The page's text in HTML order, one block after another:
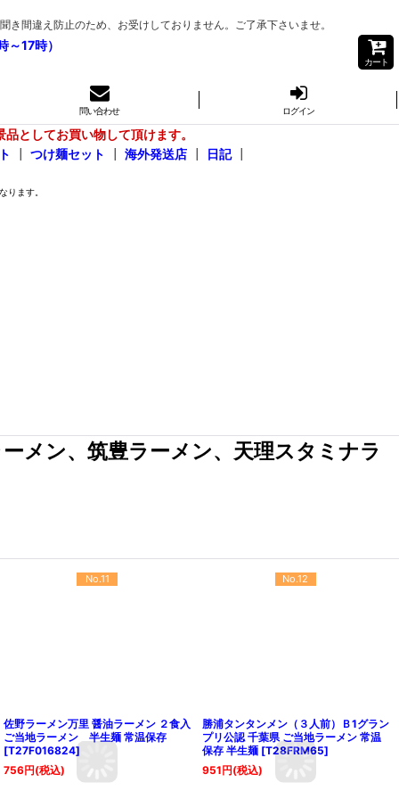
間違え防止のため、お受けしておりません。ご了承下さいませ。
～17時）
カート
問い合わせ ログイン
としてお買い物して頂けます。
つけ麺セット 海外発送店 日記┃
メン、筑豊ラーメン、天理スタミナラ
No.11
佐野ラーメン万里 醤油ラーメン ２食入
ご当地ラーメン 半生麺 常温保存
[T27F016824]
756円(税込)
No.12
勝浦タンタンメン（３人前）Ｂ1グラン
プリ公認 千葉県 ご当地ラーメン 常温
保存 半生麺 [T28FRM65]
951円(税込)